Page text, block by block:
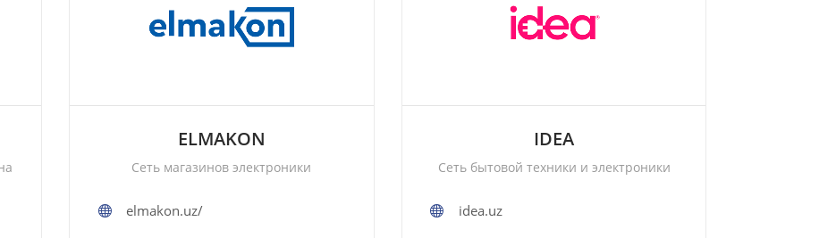
ELMAKON
Сеть магазинов электроники
elmakon.uz/
IDEA
Сеть бытовой техники и электроники
idea.uz